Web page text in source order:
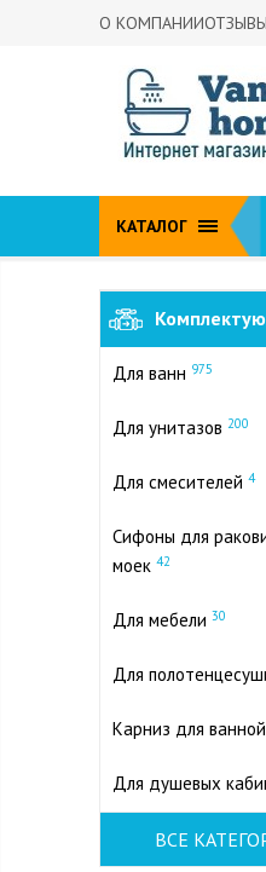
О КОМПАНИИОТЗЫВЫ
КАТАЛОГ
Для ванн 975
Для унитазов 200
Для смесителей 4
Сифоны для
моек 42
Для мебели 30
Для
Карниз для
Для душевых
ВСЕ